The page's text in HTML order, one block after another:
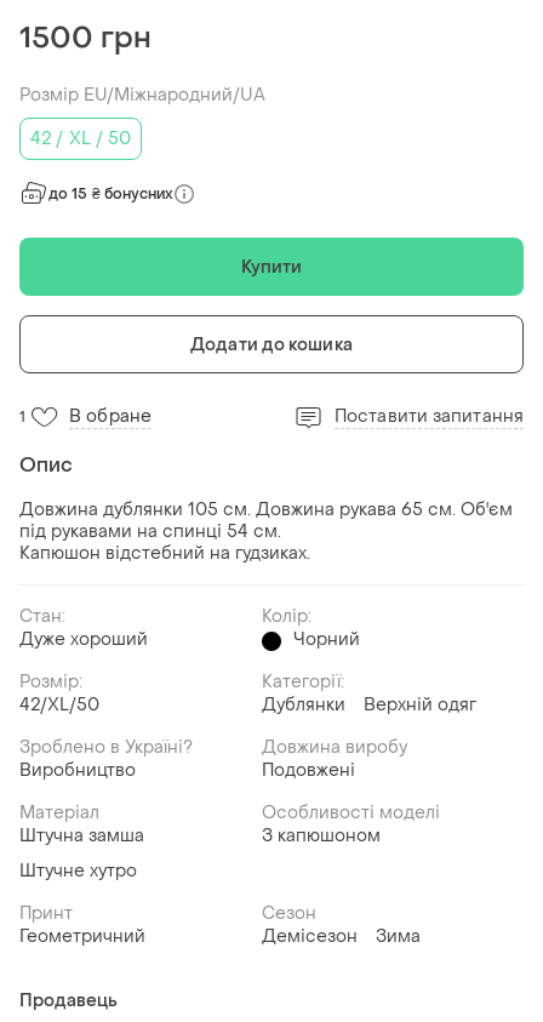
1500 грн
Розмір EU/Міжнародний/UA
42 / XL / 50
до 15 ₴ бонусних
Купити
Додати до кошика
1 В обране Поставити запитання
Опис
Довжина дублянки 105 см. Довжина рукава 65 см. Об'єм
під рукавами на спинці 54 см.
Капюшон відстебний на гудзиках.
Стан:
Дуже хороший
Колір:
Чорний
Розмір:
42/XL/50
Категорії:
Дублянки
Верхній одяг
Зроблено в Україні?
Виробництво
Довжина виробу
Подовжені
Матеріал
Штучна замша
Штучне хутро
Особливості моделі
З капюшоном
Принт
Геометричний
Сезон
Демісезон
Зима
Продавець